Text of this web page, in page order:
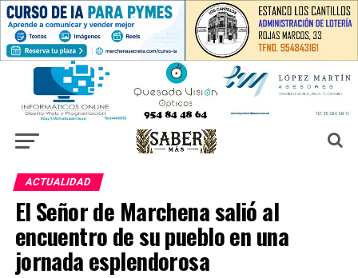
ACTUALIDAD
El Señor de Marchena salió al
encuentro de su pueblo en una
jornada esplendorosa